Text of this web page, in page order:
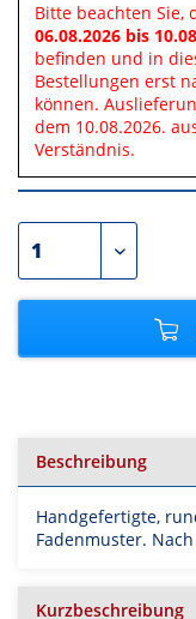
Bitte beachten Sie,
06.08.2026 bis
befinden und in
Bestellungen erst
können.
dem 10.08.2026.
Verständnis.
Beschreibung
Handgefertigte,
Fadenmuster.
Kurzbeschreibung